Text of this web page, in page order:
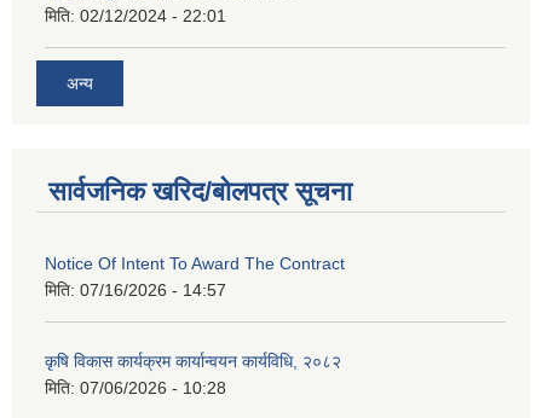
मिति: 02/12/2024 - 22:01
अन्य
सार्वजनिक खरिद/बोलपत्र सूचना
Notice Of Intent To Award The Contract
मिति: 07/16/2026 - 14:57
कृषि विकास कार्यक्रम कार्यान्वयन कार्यविधि, २०८२
मिति: 07/06/2026 - 10:28